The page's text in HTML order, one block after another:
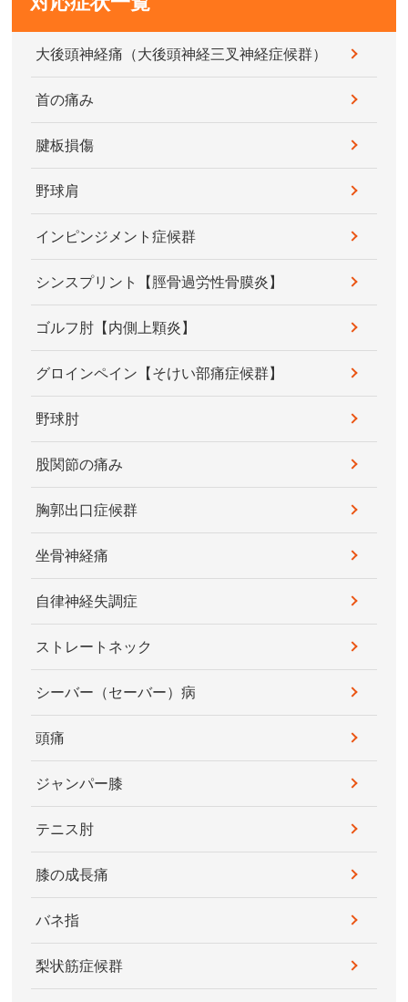
大後頭神経痛（大後頭神経三叉神経症候群）
首の痛み
腱板損傷
野球肩
インピンジメント症候群
シンスプリント【脛骨過労性骨膜炎】
ゴルフ肘【内側上顆炎】
グロインペイン【そけい部痛症候群】
野球肘
股関節の痛み
胸郭出口症候群
坐骨神経痛
自律神経失調症
ストレートネック
シーバー（セーバー）病
頭痛
ジャンパー膝
テニス肘
膝の成長痛
バネ指
梨状筋症候群